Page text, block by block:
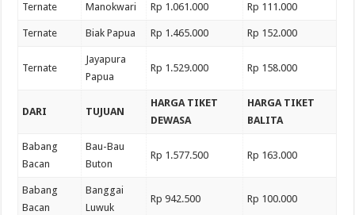
Ternate Manokwari Rp 1.061.000 Rp 111.000
Ternate Biak Papua Rp 1.465.000 Rp 152.000
Ternate
Jayapura
Papua
Rp 1.529.000 Rp 158.000
DARI TUJUAN
HARGA TIKET
DEWASA
HARGA TIKET
BALITA
Babang
Bacan
Bau-Bau
Buton
Rp 1.577.500 Rp 163.000
Babang
Bacan
Banggai
Luwuk
Rp 942.500 Rp 100.000